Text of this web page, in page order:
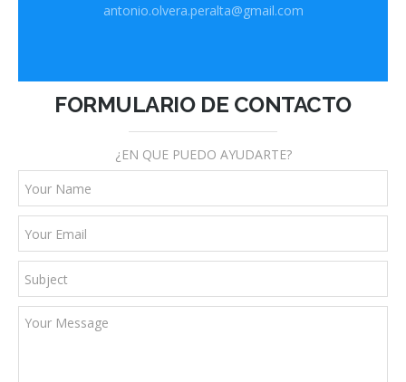
antonio.olvera.peralta@gmail.com
FORMULARIO DE CONTACTO
¿EN QUE PUEDO AYUDARTE?